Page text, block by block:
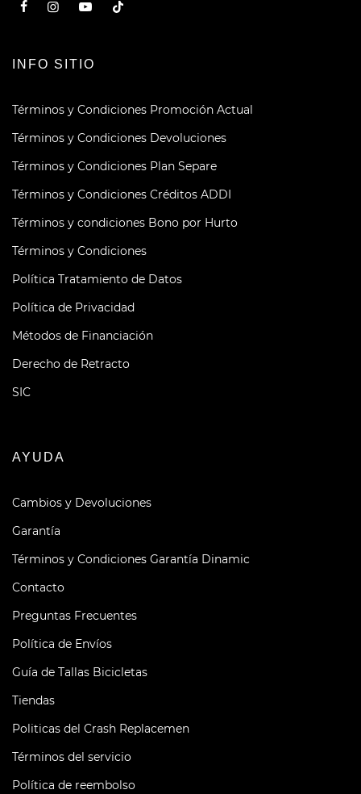
INFO SITIO
Términos y Condiciones Promoción Actual
Términos y Condiciones Devoluciones
Términos y Condiciones Plan Separe
Términos y Condiciones Créditos ADDI
Términos y condiciones Bono por Hurto
Términos y Condiciones
Política Tratamiento de Datos
Política de Privacidad
Métodos de Financiación
Derecho de Retracto
SIC
AYUDA
Cambios y Devoluciones
Garantía
Términos y Condiciones Garantía Dinamic
Contacto
Preguntas Frecuentes
Política de Envíos
Guía de Tallas Bicicletas
Tiendas
Politicas del Crash Replacemen
Términos del servicio
Política de reembolso